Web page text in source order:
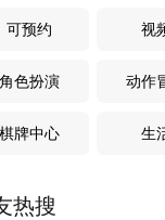
可预约 视
角色扮演 动作
棋牌中心 生
热搜